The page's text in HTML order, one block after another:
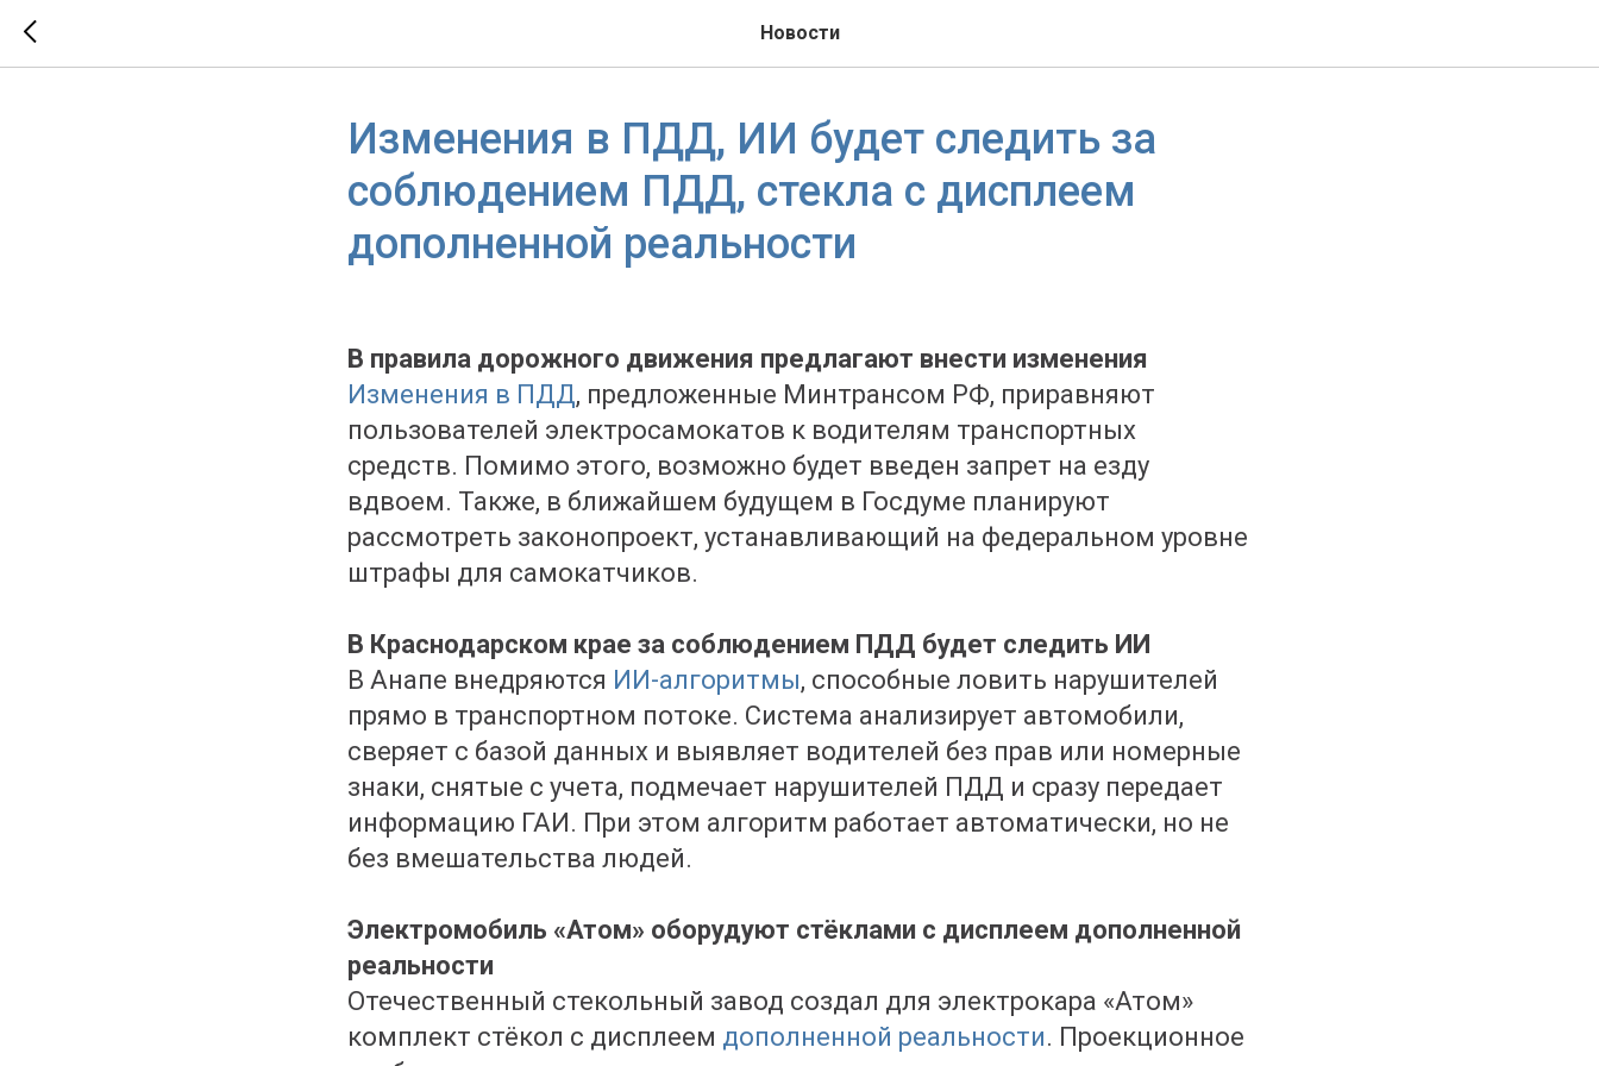
Новости
Изменения в ПДД, ИИ будет следить за
соблюдением ПДД, стекла с дисплеем
дополненной реальности
В правила дорожного движения предлагают внести изменения
Изменения в ПДД, предложенные Минтрансом РФ, приравняют
пользователей электросамокатов к водителям транспортных
средств. Помимо этого, возможно будет введен запрет на езду
вдвоем. Также, в ближайшем будущем в Госдуме планируют
рассмотреть законопроект, устанавливающий на федеральном уровне
штрафы для самокатчиков.
В Краснодарском крае за соблюдением ПДД будет следить ИИ
В Анапе внедряются ИИ-алгоритмы, способные ловить нарушителей
прямо в транспортном потоке. Система анализирует автомобили,
сверяет с базой данных и выявляет водителей без прав или номерные
знаки, снятые с учета, подмечает нарушителей ПДД и сразу передает
информацию ГАИ. При этом алгоритм работает автоматически, но не
без вмешательства людей.
Электромобиль «Атом» оборудуют стёклами с дисплеем дополненной
реальности
Отечественный стекольный завод создал для электрокара «Атом»
комплект стёкол с дисплеем дополненной реальности. Проекционное